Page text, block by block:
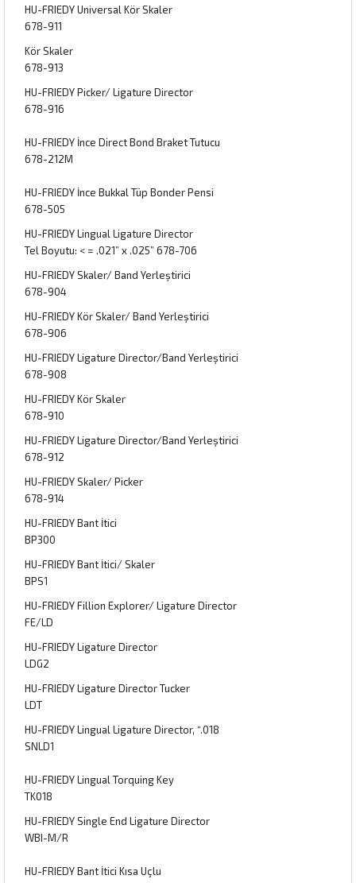
HU-FRIEDY Universal Kör Skaler
678-911
Kör Skaler
678-913
HU-FRIEDY Picker/ Ligature Director
678-916
HU-FRIEDY İnce Direct Bond Braket Tutucu
678-212M
HU-FRIEDY İnce Bukkal Tüp Bonder Pensi
678-505
HU-FRIEDY Lingual Ligature Director
Tel Boyutu: < = .021” x .025” 678-706
HU-FRIEDY Skaler/ Band Yerleştirici
678-904
HU-FRIEDY Kör Skaler/ Band Yerleştirici
678-906
HU-FRIEDY Ligature Director/Band Yerleştirici
678-908
HU-FRIEDY Kör Skaler
678-910
HU-FRIEDY Ligature Director/Band Yerleştirici
678-912
HU-FRIEDY Skaler/ Picker
678-914
HU-FRIEDY Bant İtici
BP300
HU-FRIEDY Bant İtici/ Skaler
BPS1
HU-FRIEDY Fillion Explorer/ Ligature Director
FE/LD
HU-FRIEDY Ligature Director
LDG2
HU-FRIEDY Ligature Director Tucker
LDT
HU-FRIEDY Lingual Ligature Director, “.018
SNLD1
HU-FRIEDY Lingual Torquing Key
TK018
HU-FRIEDY Single End Ligature Director
WBI-M/R
HU-FRIEDY Bant İtici Kısa Uçlu